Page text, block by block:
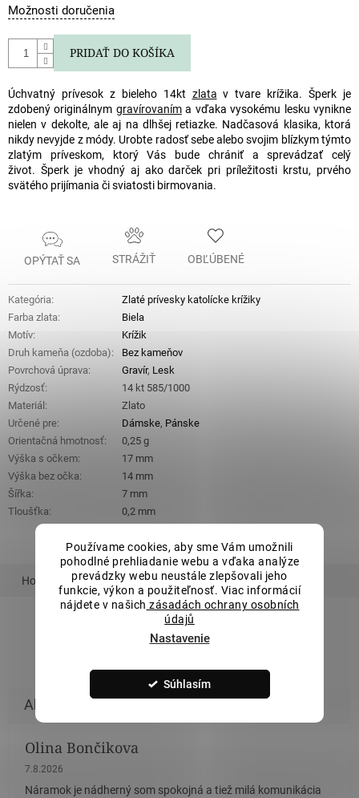
Používame cookies, aby sme Vám umožnili
pohodlné prehliadanie webu a vďaka analýze
prevádzky webu neustále zlepšovali jeho
funkcie, výkon a použiteľnosť. Viac informácií
nájdete v našich zásadách ochrany osobních
údajů
Nastavenie
Súhlasím
cena:
Možnosti doručenia
PRIDAŤ DO KOŠÍKA
Úchvatný prívesok z bieleho 14kt zlata v tvare krížika. Šperk je
zdobený originálnym gravírovaníma vďaka vysokému lesku vynikne
nielen v dekolte, ale aj na dlhšej retiazke. Nadčasová klasika, ktorá
nikdy nevyjde z módy. Urobte radosť sebe alebo svojim blízkym týmto
zlatým príveskom, ktorý Vás bude chrániť a sprevádzať celý
život. Šperk je vhodný aj ako darček pri príležitosti krstu, prvého
svätého prijímania či sviatosti birmovania.
OPÝTAŤ SA STRÁŽIŤ OBĽÚBENÉ
Kategória:
Zlaté prívesky katolícke krížiky
Farba zlata:
Biela
Motív:
Krížik
Druh kameňa (ozdoba):
Bez kameňov
Povrchová úprava: Gravír, Lesk
Rýdzosť:
14 kt 585/1000
Materiál :
Zlato
Určené pre: Dámske, Pánske
Orientačná hmotnosť:
0,25 g
Výška s očkem:
17 mm
Výška bez očka:
14 mm
Šířka:
7 mm
Tloušťka: 0,2 mm
Hodnotenie Podobný tovar Súvisiaci tovar
ZOBRAZIŤ VŠETKY PODOBNÉ PRODUKTY
Olina Bončikova
Hodnotenie obchodu je 5 z 5 hviezdičiek.
7.8.2026
Náramok je nádherný som spokojná a tiež milá komunikácia